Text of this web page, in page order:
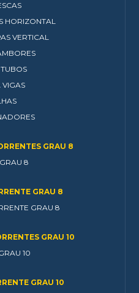
HORIZONTAL
VERTICAL
VIGAS
GRAU 8
8
GRAU 8
GRAU 8
GRAU 10
10
GRAU 10